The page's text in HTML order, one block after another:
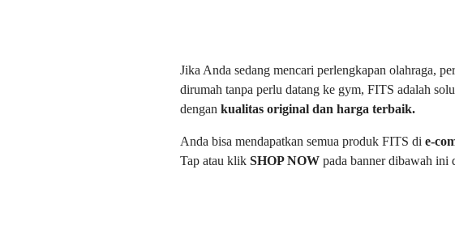
Jika Anda sedang mencari perlengkapan olahraga,
dirumah tanpa perlu datang ke gym, FITS adalah
dengankualitas original dan harga terbaik.
Anda bisa mendapatkan semua produk FITS die-
Tap atau klikSHOP NOW pada banner dibawah ini